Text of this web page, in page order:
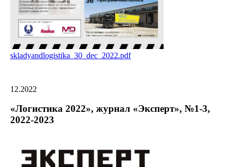
skladyandlogistika_30_dec_2022.pdf
12.2022
«Логистика 2022», журнал «Эксперт», №1-3,
2022-2023